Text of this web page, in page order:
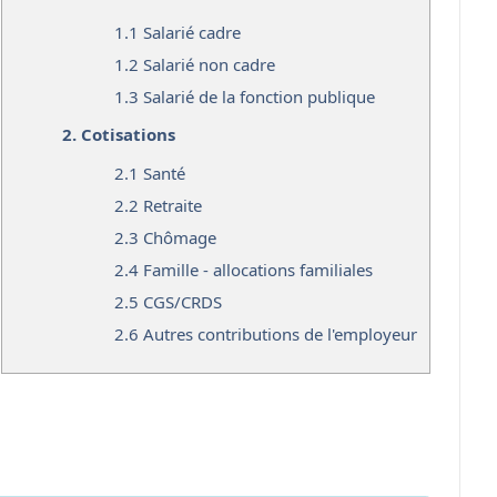
1.1 Salarié cadre
1.2 Salarié non cadre
1.3 Salarié de la fonction publique
2. Cotisations
2.1 Santé
2.2 Retraite
2.3 Chômage
2.4 Famille - allocations familiales
2.5 CGS/CRDS
2.6 Autres contributions de l'employeur